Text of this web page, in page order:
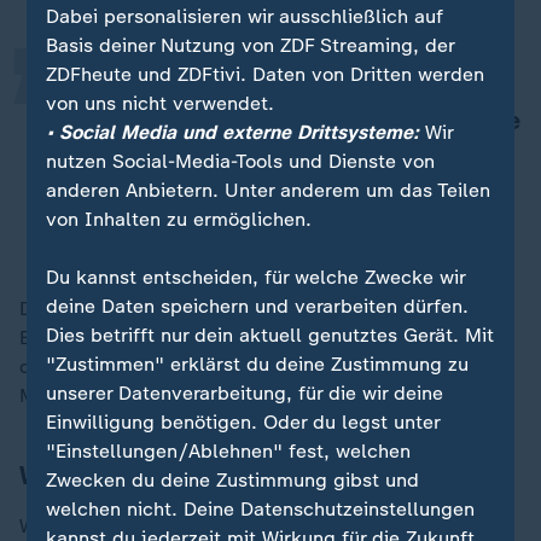
Und wenn sie das nicht wollen,
dürfen sie auf unsere finanzielle Hilfe
zum Aufbau ihres eigenen Landes
nicht hoffen.
Die Grünen-Politikerin warnte davor, zum Beispiel die
Entwicklungshilfe für bestimmte Länder zu streichen,
denn "dann schaffen Sie eine Ursache dafür, warum
Menschen fliehen".
Weitere Streitpunkte der Debatte
Weitere Streitpunkte waren Grenzkontrollen an der
Dabei personalisieren wir ausschließlich auf
Basis deiner Nutzung von ZDF Streaming, der
ZDFheute und ZDFtivi. Daten von Dritten werden
von uns nicht verwendet.
• Social Media und externe Drittsysteme:Wir
nutzen Social-Media-Tools und Dienste von
anderen Anbietern. Unter anderem um das Teilen
von Inhalten zu ermöglichen.
Du kannst entscheiden, für welche Zwecke wir
deine Daten speichern und verarbeiten dürfen.
Dies betrifft nur dein aktuell genutztes Gerät. Mit
"Zustimmen" erklärst du deine Zustimmung zu
unserer Datenverarbeitung, für die wir deine
Einwilligung benötigen. Oder du legst unter
"Einstellungen/Ablehnen" fest, welchen
Zwecken du deine Zustimmung gibst und
welchen nicht. Deine Datenschutzeinstellungen